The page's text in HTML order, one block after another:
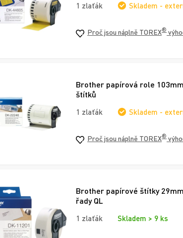
1 zlaťák Skladem -
Proč jsou náplně TOREX®
Brother papírová role
štítků
1 zlaťák Skladem -
Proč jsou náplně TOREX®
Brother papírové štítky
řady QL
1 zlaťák Skladem > 9 ks